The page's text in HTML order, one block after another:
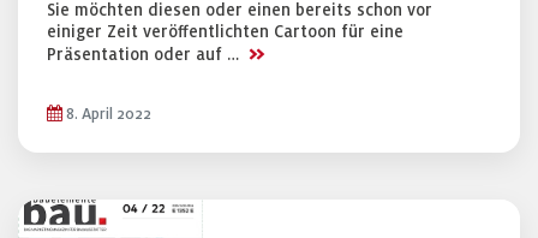
Sie möchten diesen oder einen bereits schon vor
einiger Zeit veröffentlichten Cartoon für eine
Präsentation oder auf … >>
8. April 2022